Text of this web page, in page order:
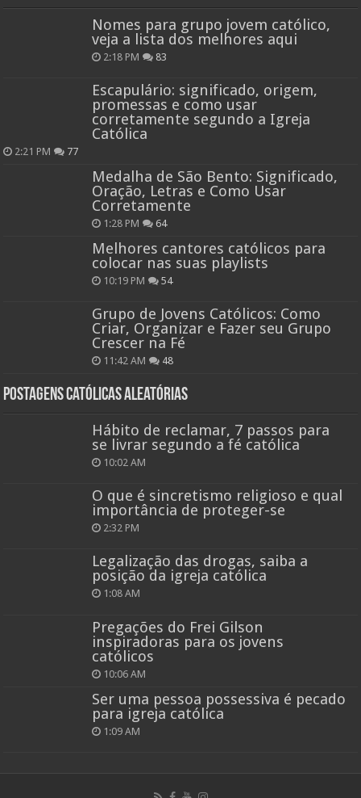
Nomes para grupo jovem católico,
veja a lista dos melhores aqui
2:18 PM 83
Escapulário: significado, origem,
promessas e como usar
corretamente segundo a Igreja
Católica
2:21 PM 77
Medalha de São Bento: Significado,
Oração, Letras e Como Usar
Corretamente
1:28 PM 64
Melhores cantores católicos para
colocar nas suas playlists
10:19 PM 54
Grupo de Jovens Católicos: Como
Criar, Organizar e Fazer seu Grupo
Crescer na Fé
11:42 AM 48
Postagens católicas aleatórias
Hábito de reclamar, 7 passos para
se livrar segundo a fé católica
10:02 AM
O que é sincretismo religioso e qual
importância de proteger-se
2:32 PM
Legalização das drogas, saiba a
posição da igreja católica
1:08 AM
Pregações do Frei Gilson
inspiradoras para os jovens
católicos
10:06 AM
Ser uma pessoa possessiva é pecado
para igreja católica
1:09 AM